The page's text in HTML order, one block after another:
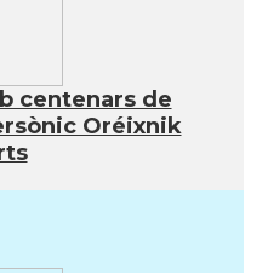
centenars de
Oréixnik